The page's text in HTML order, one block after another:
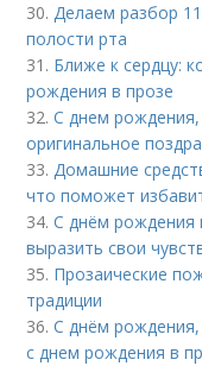
30.Делаем разбор
полости рта
31. Ближе к сердцу:
рождения в прозе
32.С днем рождения,
оригинальное
33.Домашние
что поможет
34.С днём рождения
выразить свои
35. Прозаические
традиции
36.С днём рождения,
с днем рождения в